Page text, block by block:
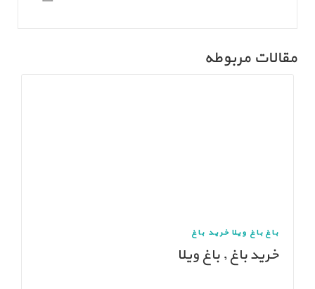
مقالات مربوطه
باغ باغ ویلا خرید باغ
خرید باغ , باغ ویلا